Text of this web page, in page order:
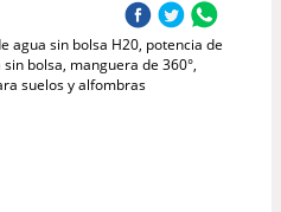
agua sin bolsa H20, potencia de
bolsa, manguera de 360°,
suelos y alfombras